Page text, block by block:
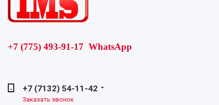
+7 (775) 493-91-17 WhatsApp
+7 (7132) 54-11-42
Заказать звонок